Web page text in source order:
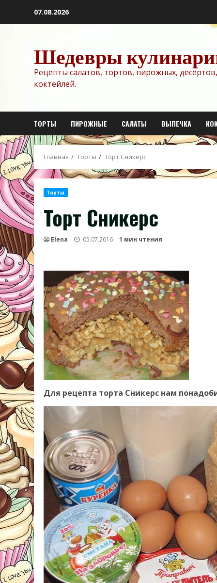
07.08.2026
Шедевры
Рецепты салатов, тортов, пирожных,
коктейлей.
ТОРТЫ ПИРОЖНЫЕ САЛАТЫ ВЫПЕЧКА
Главная Торты Торт Сникерс
Торты
Торт Сникерс
Elena 05.07.2016 1 мин чтения
Для рецепта торта Сникерс нам